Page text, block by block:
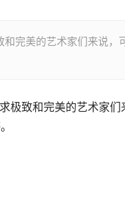
完美的艺术家们来说
极致和完美的艺术家